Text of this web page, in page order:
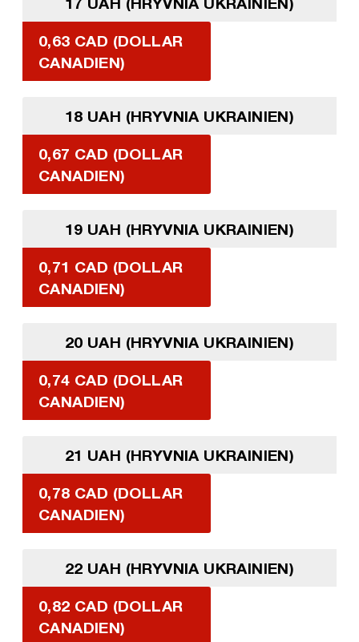
0,63 CAD (DOLLAR
CANADIEN)
18 UAH (HRYVNIA UKRAINIEN)
0,67 CAD (DOLLAR
CANADIEN)
19 UAH (HRYVNIA UKRAINIEN)
0,71 CAD (DOLLAR
CANADIEN)
20 UAH (HRYVNIA UKRAINIEN)
0,74 CAD (DOLLAR
CANADIEN)
21 UAH (HRYVNIA UKRAINIEN)
0,78 CAD (DOLLAR
CANADIEN)
22 UAH (HRYVNIA UKRAINIEN)
0,82 CAD (DOLLAR
CANADIEN)